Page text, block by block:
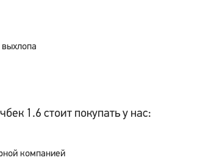
выхлопа
1.6 стоит покупать у нас:
компанией